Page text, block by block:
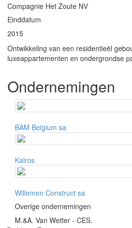
Compagnie Het Zoute NV
Einddatum
2015
Ontwikkeling van een residentieël
luxeappartementen en ondergrondse
Ondernemingen
BAM Belgium sa
Kairos
Willemen Construct sa
Overige ondernemingen
M.&A. Van Wetter - CES.